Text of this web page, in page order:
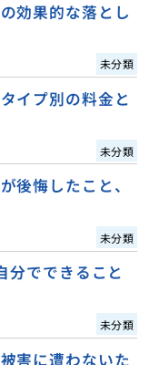
効果的な落とし
未分類
イプ別の料金と
未分類
後悔したこと、
未分類
分でできること
未分類
害に遭わないた